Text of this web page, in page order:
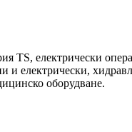
електрически
електрически,
оборудване.